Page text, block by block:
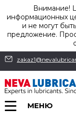
Внимание!
информационных
и не могут
предложение.
МЕНЮ